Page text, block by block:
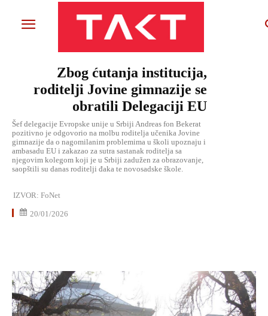
Zbog ćutanja institucija,
roditelji Jovine gimnazije se
obratili Delegaciji EU
Šef delegacije Evropske unije u Srbiji Andreas fon Bekerat
pozitivno je odgovorio na molbu roditelja učenika Jovine
gimnazije da o nagomilanim problemima u školi upoznaju i
ambasadu EU i zakazao za sutra sastanak roditelja sa
njegovim kolegom koji je u Srbiji zadužen za obrazovanje,
saopštili su danas roditelji đaka te novosadske škole.
IZVOR: FoNet
20/01/2026